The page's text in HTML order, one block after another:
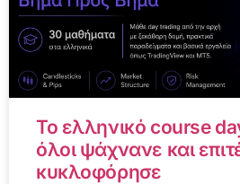
Το ελληνικό course
όλοι ψάχνανε και
κυκλοφόρησε